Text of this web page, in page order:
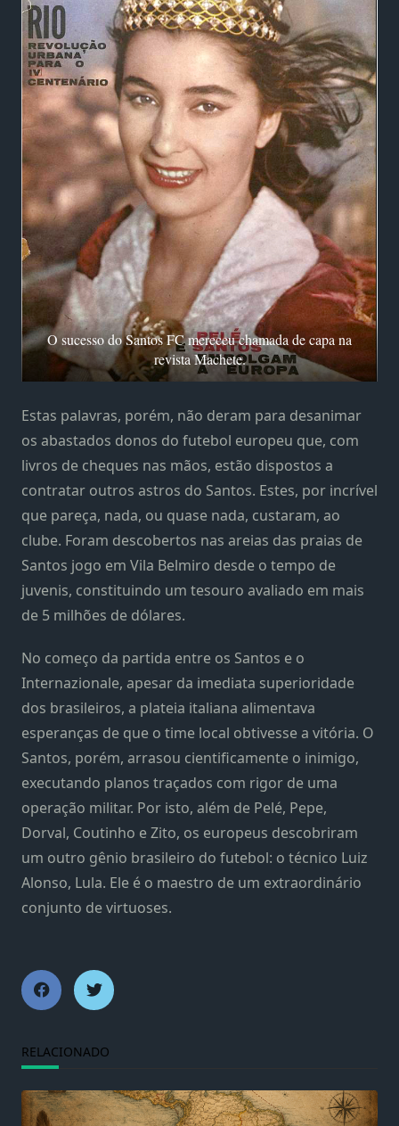
O sucesso do Santos FC mereceu chamada de capa na
revista Machete.
Estas palavras, porém, não deram para desanimar
os abastados donos do futebol europeu que, com
livros de cheques nas mãos, estão dispostos a
contratar outros astros do Santos. Estes, por incrível
que pareça, nada, ou quase nada, custaram, ao
clube. Foram descobertos nas areias das praias de
Santos jogo em Vila Belmiro desde o tempo de
juvenis, constituindo um tesouro avaliado em mais
de 5 milhões de dólares.
No começo da partida entre os Santos e o
Internazionale, apesar da imediata superioridade
dos brasileiros, a plateia italiana alimentava
esperanças de que o time local obtivesse a vitória. O
Santos, porém, arrasou cientificamente o inimigo,
executando planos traçados com rigor de uma
operação militar. Por isto, além de Pelé, Pepe,
Dorval, Coutinho e Zito, os europeus descobriram
um outro gênio brasileiro do futebol: o técnico Luiz
Alonso, Lula. Ele é o maestro de um extraordinário
conjunto de virtuoses.
RELACIONADO